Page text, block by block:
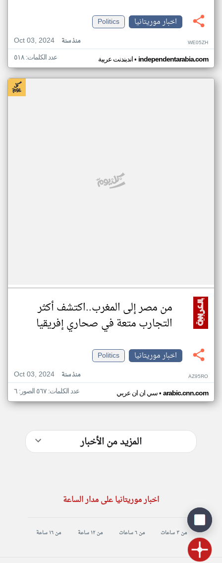
اخبار موريتانيا
Politics
Oct 03, 2024
منذ سنة WE05ZH
اندبندنت عربية• independentarabia.com عدد الكلمات: ٥١٨
من مصر إلى المغرب..اكتشف أكثر
التجارب متعة في صحاري إفريقيا
اخبار موريتانيا
Politics
Oct 03, 2024
منذ سنة AZ95RO
سي ان ان عربي• arabic.cnn.com عدد الكلمات: ٥٦٧ الصور: ٦
المزيد من الأخبار
اخبار موريتانيا على مدار الساعة
من ٣ ساعات من ٦ ساعات من ١٢ ساعة من ١٦ ساعة